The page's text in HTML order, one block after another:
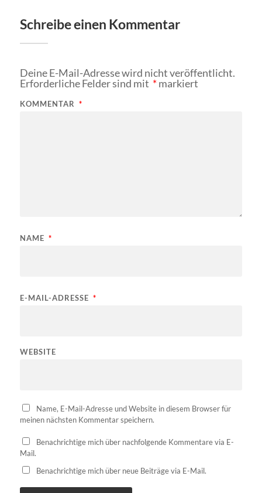
Schreibe einen Kommentar
Deine E-Mail-Adresse wird nicht veröffentlicht.
Erforderliche Felder sind mit *markiert
KOMMENTAR *
NAME *
E-MAIL-ADRESSE *
WEBSITE
Name, E-Mail-Adresse und Website in diesem Browser für
meinen nächsten Kommentar speichern.
Benachrichtige mich über nachfolgende Kommentare via E-
Mail.
Benachrichtige mich über neue Beiträge via E-Mail.